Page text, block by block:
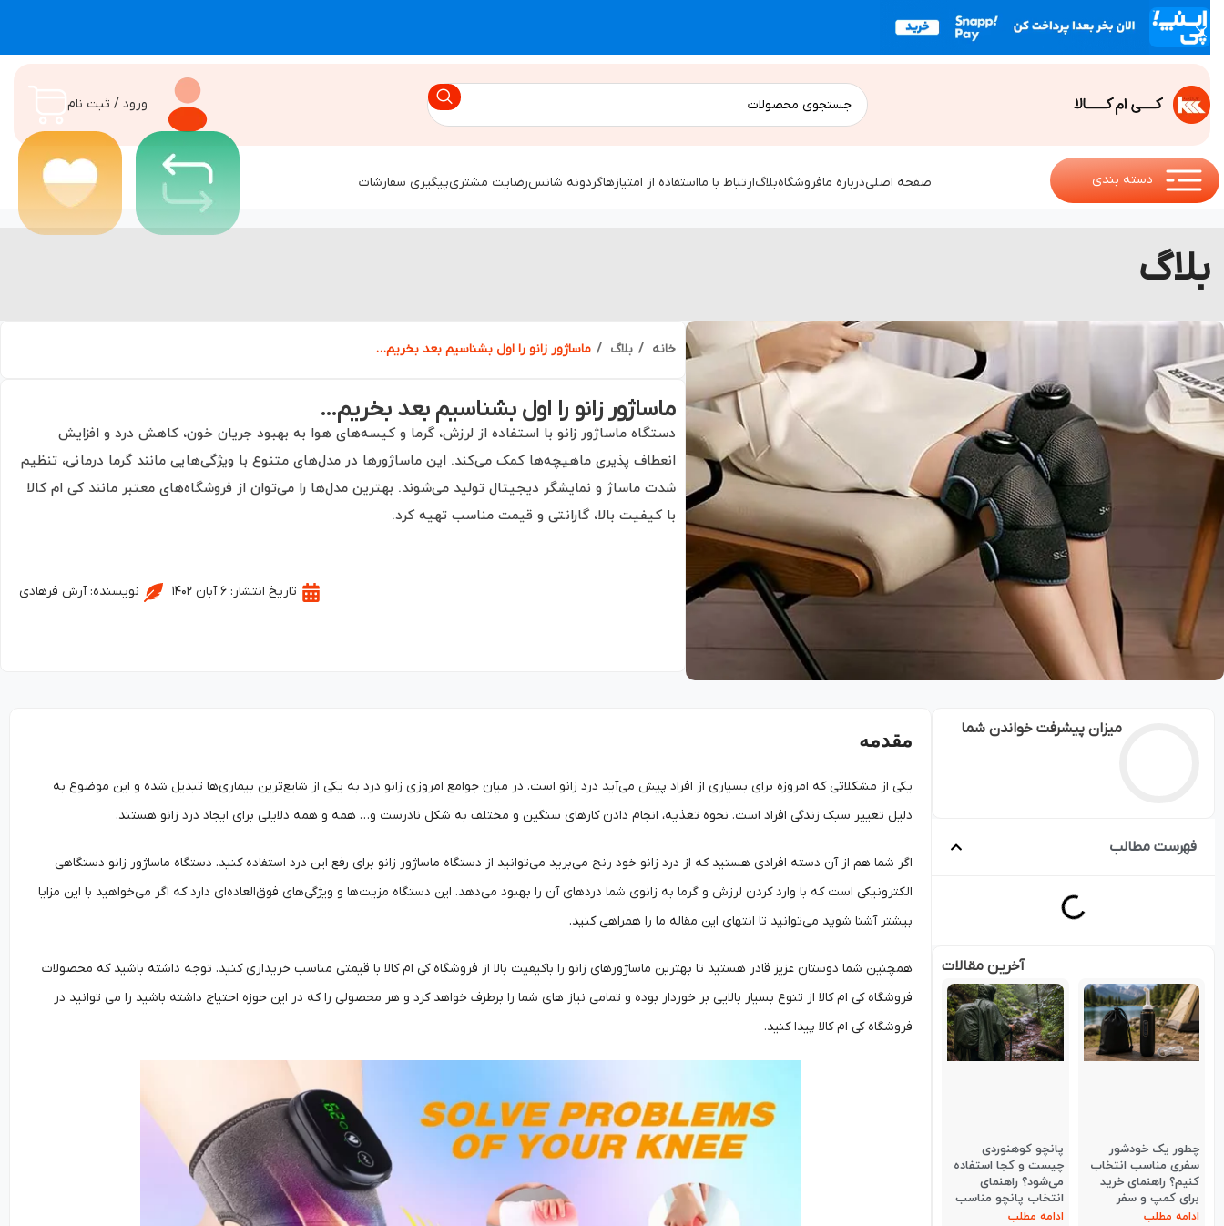
ورود / ثبت نام
دسته بندی صفحه اصلیدرباره مافروشگاهبلاگارتباط با مااستفاده از امتیازهاگردونه شانسرضایت مشتریپیگیری سفارشات
بلاگ
خانه بلاگ ماساژور زانو را اول بشناسیم بعد بخریم…
ماساژور زانو را اول بشناسیم بعد بخریم…
دستگاه ماساژور زانو با استفاده از لرزش، گرما و کیسه‌های هوا به بهبود جریان خون، کاهش درد و افزایش
انعطاف پذیری ماهیچه‌ها کمک می‌کند. این ماساژورها در مدل‌های متنوع با ویژگی‌هایی مانند گرما درمانی، تنظیم
شدت ماساژ و نمایشگر دیجیتال تولید می‌شوند. بهترین مدل‌ها را می‌توان از فروشگاه‌های معتبر مانند کی ام کالا
با کیفیت بالا، گارانتی و قیمت مناسب تهیه کرد.
تاریخ انتشار: ۶ آبان ۱۴۰۲ نویسنده: آرش فرهادی
میزان پیشرفت خواندن شما
فهرست مطالب
چطور یک خودشور
سفری مناسب انتخاب
کنیم؟ راهنمای خرید
برای کمپ و سفر
ادامه مطلب
پانچو کوهنوردی
چیست و کجا استفاده
می‌شود؟ راهنمای
انتخاب پانچو مناسب
ادامه مطلب
آخرین مقالات
مقدمه
یکی از مشکلاتی که امروزه برای بسیاری از افراد پیش‌ می‌آید درد زانو است. در میان جوامع امروزی زانو درد به یکی از شایع‌ترین بیماری‌ها تبدیل شده و این موضوع به
دلیل تغییر سبک زندگی افراد است. نحوه تغذیه، انجام دادن کارهای سنگین و مختلف به شکل نادرست و… همه و همه دلایلی برای ایجاد درد زانو هستند.
اگر شما هم از آن دسته افرادی هستید که از درد زانو خود رنج می‌برید می‌توانید از دستگاه ماساژور زانو برای رفع این درد استفاده کنید. دستگاه ماساژور زانو دستگاهی
الکترونیکی است که با وارد کردن لرزش و گرما به زانوی شما دردهای آن را بهبود می‌دهد. این دستگاه مزیت‌ها و ویژگی‌های فوق‌العاده‌ای دارد که اگر می‌خواهید با این مزایا
بیشتر آشنا شوید می‌توانید تا انتهای این مقاله ما را همراهی کنید.
همچنین شما دوستان عزیز قادر هستید تا بهترین ماساژورهای زانو را باکیفیت بالا از فروشگاه کی ام کالا با قیمتی مناسب خریداری کنید. توجه داشته باشید که محصولات
فروشگاه کی ام کالا از تنوع بسیار بالایی بر خوردار بوده و تمامی نیاز های شما را برطرف خواهد کرد و هر محصولی را که در این حوزه احتیاج داشته باشید را می توانید در
فروشگاه کی ام کالا پیدا کنید.